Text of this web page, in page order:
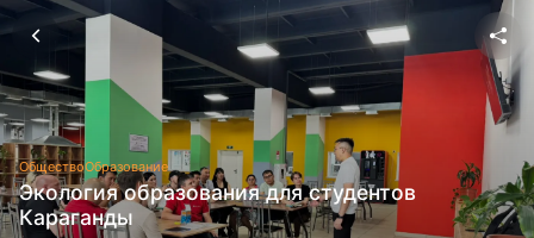
ОбществоОбразование
Экология образования для студентов
Караганды